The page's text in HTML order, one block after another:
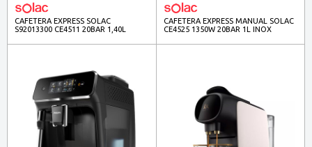
CAFETERA EXPRESS SOLAC
S92013300 CE4511 20BAR 1,40L
CAFETERA EXPRESS MANUAL SOLAC
CE4525 1350W 20BAR 1L INOX